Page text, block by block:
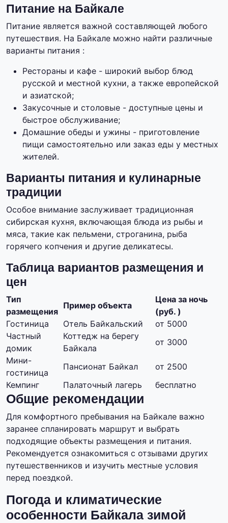
Питание на Байкале
Питание является важной составляющей любого
путешествия. На Байкале можно найти различные
варианты питания :
Рестораны и кафе - широкий выбор блюд
русской и местной кухни, а также европейской
и азиатской;
Закусочные и столовые - доступные цены и
быстрое обслуживание;
Домашние обеды и ужины - приготовление
пищи самостоятельно или заказ еды у местных
жителей.
Варианты питания и кулинарные
традиции
Особое внимание заслуживает традиционная
сибирская кухня, включающая блюда из рыбы и
мяса, такие как пельмени, строганина, рыба
горячего копчения и другие деликатесы.
Таблица вариантов размещения и
цен
Тип
размещения
Пример объекта
Цена за ночь
(руб. )
Гостиница
Отель Байкальский
от 5000
Частный
домик
Коттедж на берегу
Байкала
от 3000
Мини-
гостиница
Пансионат Байкал
от 2500
Кемпинг
Палаточный лагерь бесплатно
Общие рекомендации
Для комфортного пребывания на Байкале важно
заранее спланировать маршрут и выбрать
подходящие объекты размещения и питания.
Рекомендуется ознакомиться с отзывами других
путешественников и изучить местные условия
перед поездкой.
Погода и климатические
особенности Байкала зимой